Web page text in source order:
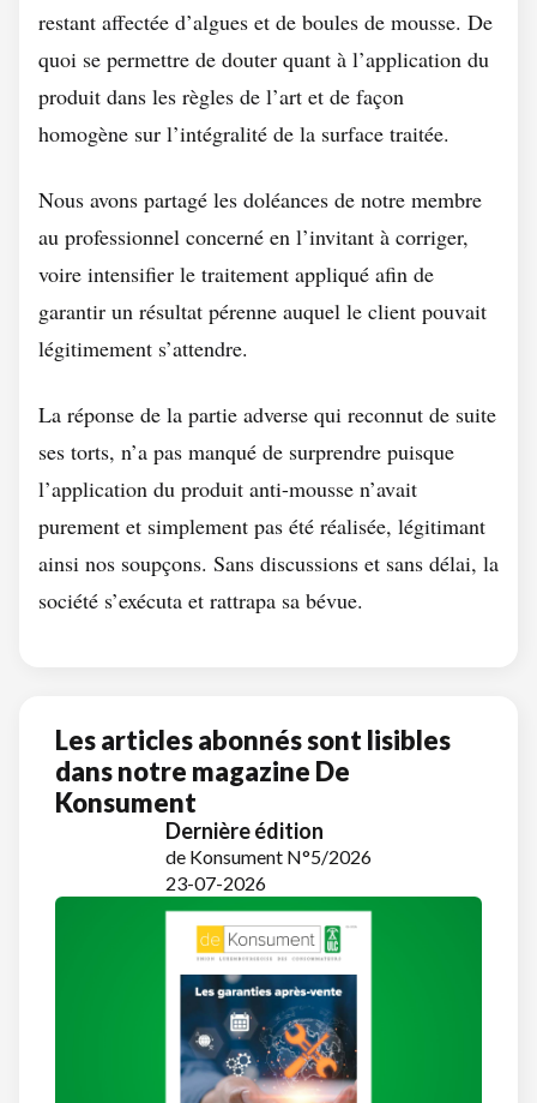
restant affectée d’algues et de boules de mousse. De
quoi se permettre de douter quant à l’application du
produit dans les règles de l’art et de façon
homogène sur l’intégralité de la surface traitée.
Nous avons partagé les doléances de notre membre
au professionnel concerné en l’invitant à corriger,
voire intensifier le traitement appliqué afin de
garantir un résultat pérenne auquel le client pouvait
légitimement s’attendre.
La réponse de la partie adverse qui reconnut de suite
ses torts, n’a pas manqué de surprendre puisque
l’application du produit anti-mousse n’avait
purement et simplement pas été réalisée, légitimant
ainsi nos soupçons. Sans discussions et sans délai, la
société s’exécuta et rattrapa sa bévue.
Les articles abonnés sont lisibles
dans notre magazine De
Konsument
Dernière édition
de Konsument N°5/2026
23-07-2026